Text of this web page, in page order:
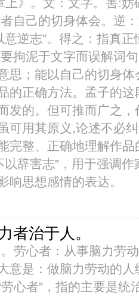
上》。文：文字。害:
自己的切身体会。逆
意逆志”。得之：指真
拘泥于文字而误解词
思；能以自己的切身
的正确方法。孟子的
发的。但可推而广之
可用其原义,论述不必
完整、正确地理解作
以辞害志”，用于强调
响思想感情的表达。
者治于人。
劳心者：从事脑力劳
意是：做脑力劳动的
心者”，指的主要是统